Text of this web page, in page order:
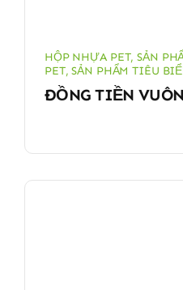
HỘP NHỰA PET,SẢN
PET,SẢN PHẨM TIÊU
ĐỒNG TIỀN